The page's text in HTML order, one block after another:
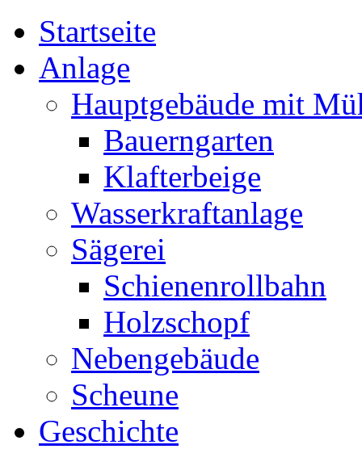
Startseite
Anlage
Hauptgebäude mit
Bauerngarten
Klafterbeige
Wasserkraftanlage
Sägerei
Schienenrollbahn
Holzschopf
Nebengebäude
Scheune
Geschichte